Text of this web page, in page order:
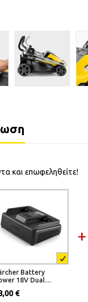
και επωφεληθείτε!
Battery
18V Dual
€